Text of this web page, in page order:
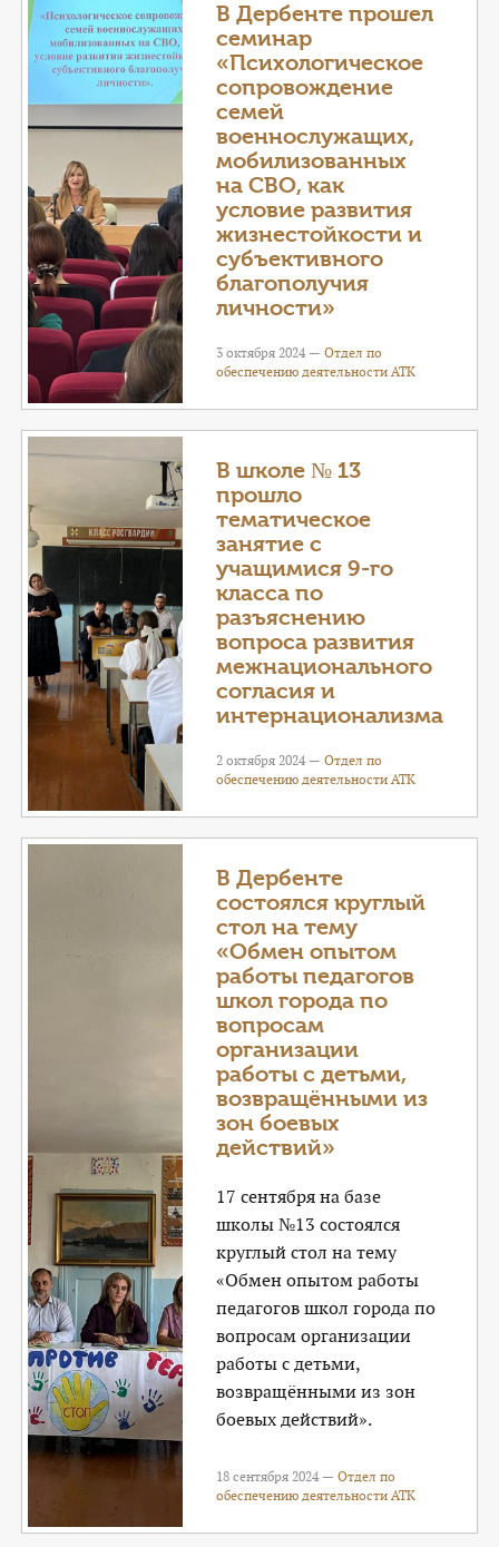
В Дербенте прошел
семинар
«Психологическое
сопровождение
семей
военнослужащих,
мобилизованных
на СВО, как
условие развития
жизнестойкости и
субъективного
благополучия
личности»
3 октября 2024 —Отдел по
обеспечению деятельности АТК
В школе № 13
прошло
тематическое
занятие с
учащимися 9-го
класса по
разъяснению
вопроса развития
межнационального
согласия и
интернационализма
2 октября 2024 —Отдел по
обеспечению деятельности АТК
В Дербенте
состоялся круглый
стол на тему
«Обмен опытом
работы педагогов
школ города по
вопросам
организации
работы с детьми,
возвращёнными из
зон боевых
действий»
17 сентября на базе
школы №13 состоялся
круглый стол на тему
«Обмен опытом работы
педагогов школ города по
вопросам организации
работы с детьми,
возвращёнными из зон
боевых действий».
18 сентября 2024 —Отдел по
обеспечению деятельности АТК